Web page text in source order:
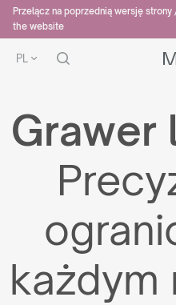
Przełącz na poprzednią wersję
the website
PL
Grawer
każdym